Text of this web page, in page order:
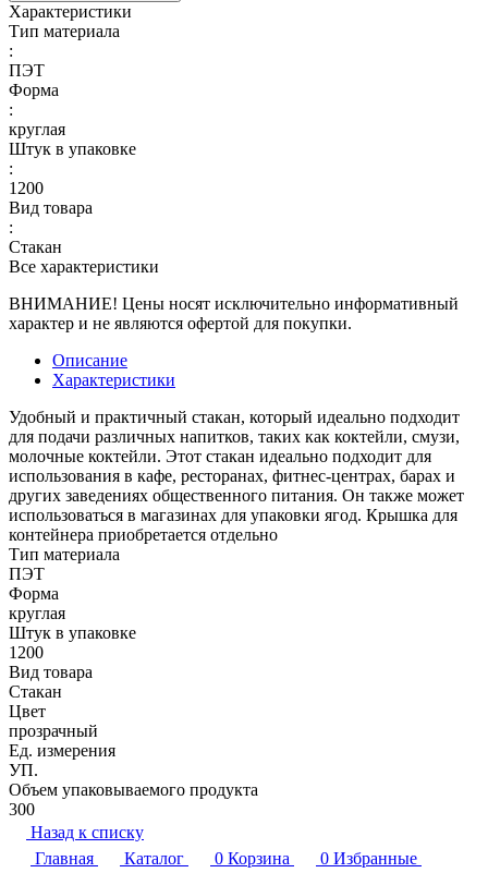
Характеристики
Тип материала
:
ПЭТ
Форма
:
круглая
Штук в упаковке
:
1200
Вид товара
:
Стакан
Все характеристики
ВНИМАНИЕ! Цены носят исключительно информативный
характер и не являются офертой для покупки.
Описание
Характеристики
Удобный и практичный стакан, который идеально подходит
для подачи различных напитков, таких как коктейли, смузи,
молочные коктейли. Этот стакан идеально подходит для
использования в кафе, ресторанах, фитнес-центрах, барах и
других заведениях общественного питания. Он также может
использоваться в магазинах для упаковки ягод. Крышка для
контейнера приобретается отдельно
Тип материала
ПЭТ
Форма
круглая
Штук в упаковке
1200
Вид товара
Стакан
Цвет
прозрачный
Ед. измерения
УП.
Объем упаковываемого продукта
300
Назад к списку
Главная
Каталог 0 Корзина 0 Избранные